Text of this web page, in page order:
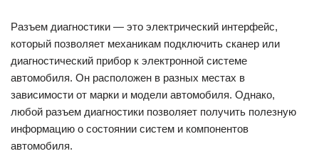
Разъем диагностики — это электрический интерфейс,
который позволяет механикам подключить сканер или
диагностический прибор к электронной системе
автомобиля. Он расположен в разных местах в
зависимости от марки и модели автомобиля. Однако,
любой разъем диагностики позволяет получить полезную
информацию о состоянии систем и компонентов
автомобиля.